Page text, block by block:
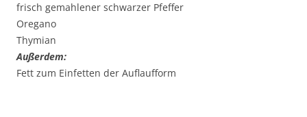
frisch gemahlener schwarzer Pfeffer
Oregano
Thymian
Außerdem:
Fett zum Einfetten der Auflaufform